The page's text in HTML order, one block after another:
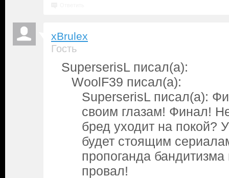
xBrulex
Гость
SuperserisL писал(а):
WoolF39 писал(а):
SuperserisL писал(а):
своим глазам! Финал!
бред уходит на покой?
будет стоящим
пропоганда бандитизма
провал!